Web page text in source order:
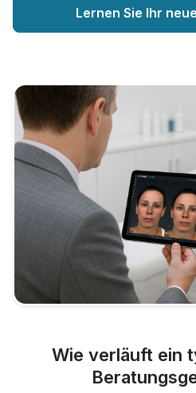
Lernen Sie Ihr
Wie verläuft ein